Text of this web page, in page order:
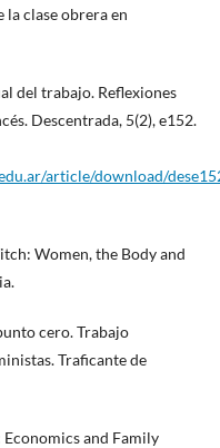
la clase obrera en
del trabajo. Reflexiones
Descentrada, 5(2), e152.
article/download/
Women, the Body and
cero. Trabajo
Traficante de
and Family